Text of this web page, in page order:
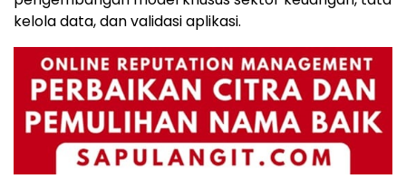
kelola data, dan validasi aplikasi.